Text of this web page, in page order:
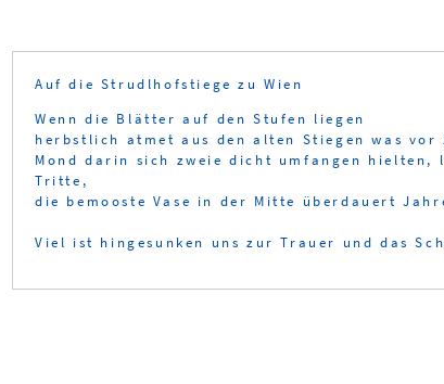
Auf die Strudlhofstiege zu Wien
Wenn die Blätter auf den Stufen liegen
herbstlich atmet aus den alten Stiegen was vor
Mond darin sich zweie dicht umfangen hielten,
Tritte,
die bemooste Vase in der Mitte überdauert
Viel ist hingesunken uns zur Trauer und das